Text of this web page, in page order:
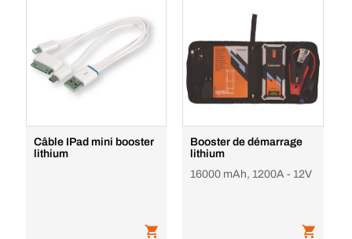
Câble IPad mini booster
lithium
Booster de démarrage
lithium
16000 mAh, 1200A - 12V